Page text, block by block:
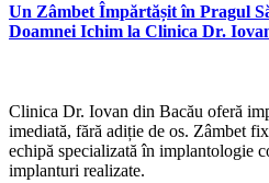
Un Zâmbet Împărtășit în Pragul
Doamnei Ichim la Clinica Dr.
Clinica Dr. Iovan din Bacău oferă
imediată, fără adiție de os. Zâmbet
echipă specializată în implantologie
implanturi realizate.